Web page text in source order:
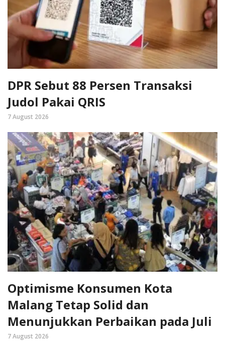
DPR Sebut 88 Persen Transaksi
Judol Pakai QRIS
7 August 2026
Optimisme Konsumen Kota
Malang Tetap Solid dan
Menunjukkan Perbaikan pada Juli
7 August 2026